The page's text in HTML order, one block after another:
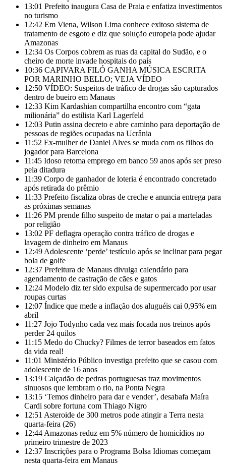
13:01 Prefeito inaugura Casa de Praia e enfatiza investimentos
no turismo
12:42 Em Viena, Wilson Lima conhece exitoso sistema de
tratamento de esgoto e diz que solução europeia pode ajudar
Amazonas
12:34 Os Corpos cobrem as ruas da capital do Sudão, e o
cheiro de morte invade hospitais do país
10:36 CAPIVARA FILÓ GANHA MÚSICA ESCRITA
POR MARINHO BELLO; VEJA VÍDEO
12:50 VÍDEO: Suspeitos de tráfico de drogas são capturados
dentro de bueiro em Manaus
12:33 Kim Kardashian compartilha encontro com “gata
milionária” do estilista Karl Lagerfeld
12:03 Putin assina decreto e abre caminho para deportação de
pessoas de regiões ocupadas na Ucrânia
11:52 Ex-mulher de Daniel Alves se muda com os filhos do
jogador para Barcelona
11:45 Idoso retoma emprego em banco 59 anos após ser preso
pela ditadura
11:39 Corpo de ganhador de loteria é encontrado concretado
após retirada do prêmio
11:33 Prefeito fiscaliza obras de creche e anuncia entrega para
as próximas semanas
11:26 PM prende filho suspeito de matar o pai a marteladas
por religião
13:02 PF deflagra operação contra tráfico de drogas e
lavagem de dinheiro em Manaus
12:49 Adolescente ‘perde’ testículo após se inclinar para pegar
bola de golfe
12:37 Prefeitura de Manaus divulga calendário para
agendamento de castração de cães e gatos
12:24 Modelo diz ter sido expulsa de supermercado por usar
roupas curtas
12:07 Índice que mede a inflação dos aluguéis cai 0,95% em
abril
11:27 Jojo Todynho cada vez mais focada nos treinos após
perder 24 quilos
11:15 Medo do Chucky? Filmes de terror baseados em fatos
da vida real!
11:01 Ministério Público investiga prefeito que se casou com
adolescente de 16 anos
13:19 Calçadão de pedras portuguesas traz movimentos
sinuosos que lembram o rio, na Ponta Negra
13:15 ‘Temos dinheiro para dar e vender’, desabafa Maíra
Cardi sobre fortuna com Thiago Nigro
12:51 Asteroide de 300 metros pode atingir a Terra nesta
quarta-feira (26)
12:44 Amazonas reduz em 5% número de homicídios no
primeiro trimestre de 2023
12:37 Inscrições para o Programa Bolsa Idiomas começam
nesta quarta-feira em Manaus